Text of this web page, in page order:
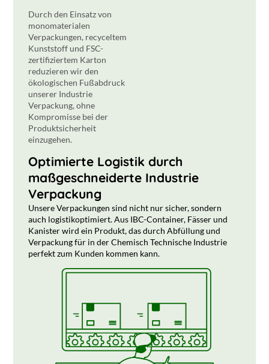
Durch den Einsatz von
monomaterialen
Verpackungen, recyceltem
Kunststoff und FSC-
zertifiziertem Karton
reduzieren wir den
ökologischen Fußabdruck
unserer Industrie
Verpackung, ohne
Kompromisse bei der
Produktsicherheit
einzugehen.
Optimierte Logistik durch
maßgeschneiderte Industrie
Verpackung
Unsere Verpackungen sind nicht nur sicher, sondern
auch logistikoptimiert. Aus IBC-Container, Fässer und
Kanister wird ein Produkt, das durch Abfüllung und
Verpackung für in der Chemisch Technische Industrie
perfekt zum Kunden kommen kann.